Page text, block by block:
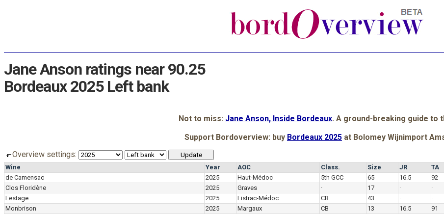
Jane Anson ratings near 90.25
Bordeaux 2025 Left bank
Not to miss: Jane Anson, Inside Bordeaux. A ground-breaking guide to
Support Bordoverview: buy Bordeaux 2025 at Bolomey Wijnimport
Overview settings:
Wine Year AOC Class. Size JR TA
de Camensac
2025 Haut-Médoc 5th GCC 65 16.5 92
Clos Floridène
2025 Graves · 17 · ·
Lestage
2025 Listrac-Médoc CB 43 · ·
Monbrison
2025 Margaux CB 13 16.5 91